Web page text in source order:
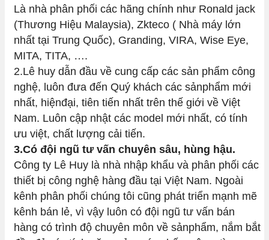
Là nhà phân phối các hãng chính như Ronald jack
(Thương Hiệu Malaysia), Zkteco ( Nhà máy lớn
nhất tại Trung Quốc), Granding, VIRA, Wise Eye,
MITA, TITA, ….
2.Lê huy dẫn đầu về cung cấp các sản phẩm công
nghệ, luôn đưa đến Quý khách các sảnphẩm mới
nhất, hiệnđại, tiên tiến nhất trên thế giới về Việt
Nam. Luôn cập nhật các model mới nhất, có tính
ưu việt, chất lượng cải tiến.
3.Có đội ngũ tư vấn chuyên sâu, hùng hậu.
Công ty Lê Huy là nhà nhập khẩu và phân phối các
thiết bị công nghệ hàng đầu tại Việt Nam. Ngoài
kênh phân phối chúng tôi cũng phát triển mạnh mẽ
kênh bán lẻ, vì vậy luôn có đội ngũ tư vấn bán
hàng có trình độ chuyên môn về sảnphẩm, nắm bắt